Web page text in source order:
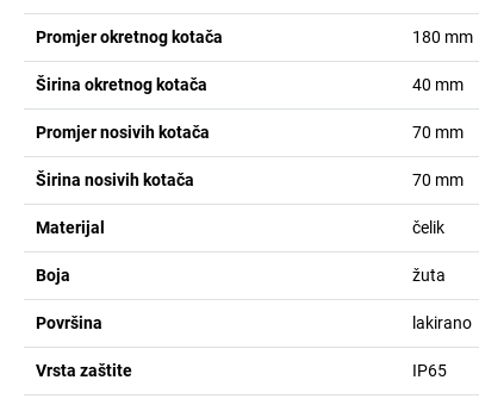
Promjer okretnog kotača 180 mm
Širina okretnog kotača 40 mm
Promjer nosivih kotača 70 mm
Širina nosivih kotača 70 mm
Materijal čelik
Boja žuta
Površina lakirano
Vrsta zaštite IP65